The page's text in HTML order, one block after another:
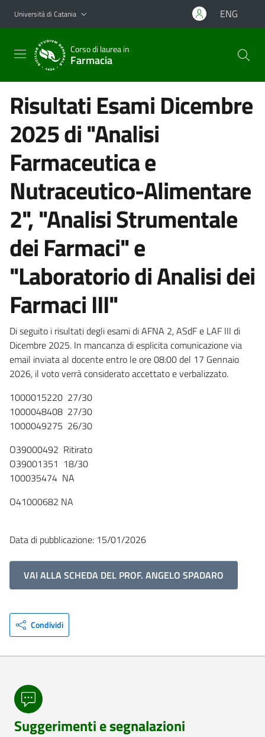
Vai al contenuto principale
Vai al menu di navigazione
Università di Catania ENG
Corso di laurea in
Farmacia
Risultati Esami Dicembre
2025 di "Analisi
Farmaceutica e
Nutraceutico-Alimentare
2", "Analisi Strumentale
dei Farmaci" e
"Laboratorio di Analisi dei
Farmaci III"
Di seguito i risultati degli esami di AFNA 2, ASdF e LAF III di
Dicembre 2025. In mancanza di esplicita comunicazione via
email inviata al docente entro le ore 08:00 del 17 Gennaio
2026, il voto verrà considerato accettato e verbalizzato.
1000015220 27/30
1000048408 27/30
1000049275 26/30
O39000492 Ritirato
O39001351 18/30
100035474 NA
O41000682 NA
Data di pubblicazione: 15/01/2026
VAI ALLA SCHEDA DEL PROF. ANGELO SPADARO
Condividi
Suggerimenti e segnalazioni